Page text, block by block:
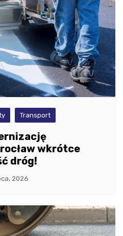
Transport
wkrótce
dróg!
2026